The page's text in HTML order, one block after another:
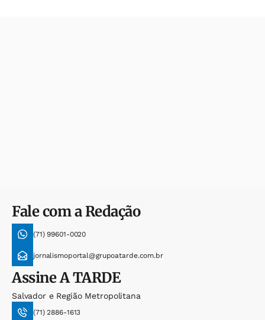
Fale com a Redação
(71) 99601-0020
jornalismoportal@grupoatarde.com.br
AssineA TARDE
Salvador e Região Metropolitana
(71) 2886-1613